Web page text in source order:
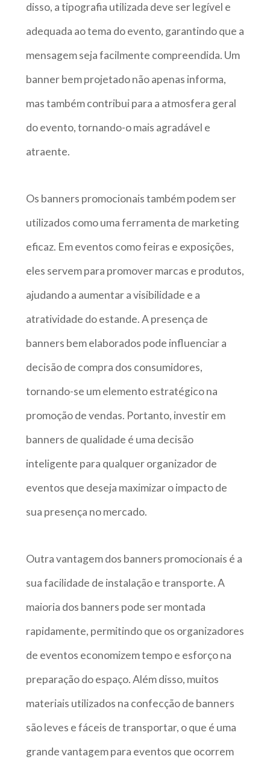
disso, a tipografia utilizada deve ser legível e
adequada ao tema do evento, garantindo que a
mensagem seja facilmente compreendida. Um
banner bem projetado não apenas informa,
mas também contribui para a atmosfera geral
do evento, tornando-o mais agradável e
atraente.
Os banners promocionais também podem ser
utilizados como uma ferramenta de marketing
eficaz. Em eventos como feiras e exposições,
eles servem para promover marcas e produtos,
ajudando a aumentar a visibilidade e a
atratividade do estande. A presença de
banners bem elaborados pode influenciar a
decisão de compra dos consumidores,
tornando-se um elemento estratégico na
promoção de vendas. Portanto, investir em
banners de qualidade é uma decisão
inteligente para qualquer organizador de
eventos que deseja maximizar o impacto de
sua presença no mercado.
Outra vantagem dos banners promocionais é a
sua facilidade de instalação e transporte. A
maioria dos banners pode ser montada
rapidamente, permitindo que os organizadores
de eventos economizem tempo e esforço na
preparação do espaço. Além disso, muitos
materiais utilizados na confecção de banners
são leves e fáceis de transportar, o que é uma
grande vantagem para eventos que ocorrem